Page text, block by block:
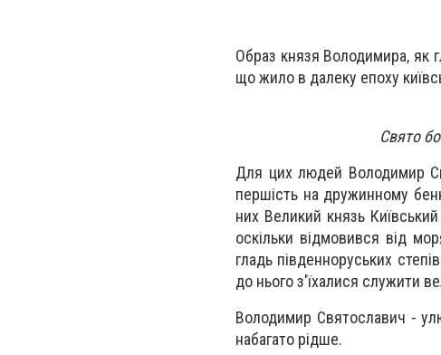
Образ князя Володимира, як
що жило в далеку епоху
Свято
Для цих людей Володимир
першість на дружинному
них Великий князь
оскільки відмовився від
гладь південноруських
до нього з'їхалися служити
Володимир Святославич -
набагато рідше.